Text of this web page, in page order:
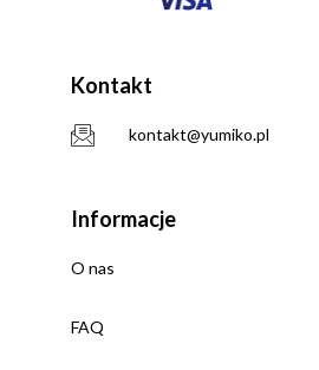
Kontakt
kontakt@yumiko.pl
Informacje
O nas
FAQ